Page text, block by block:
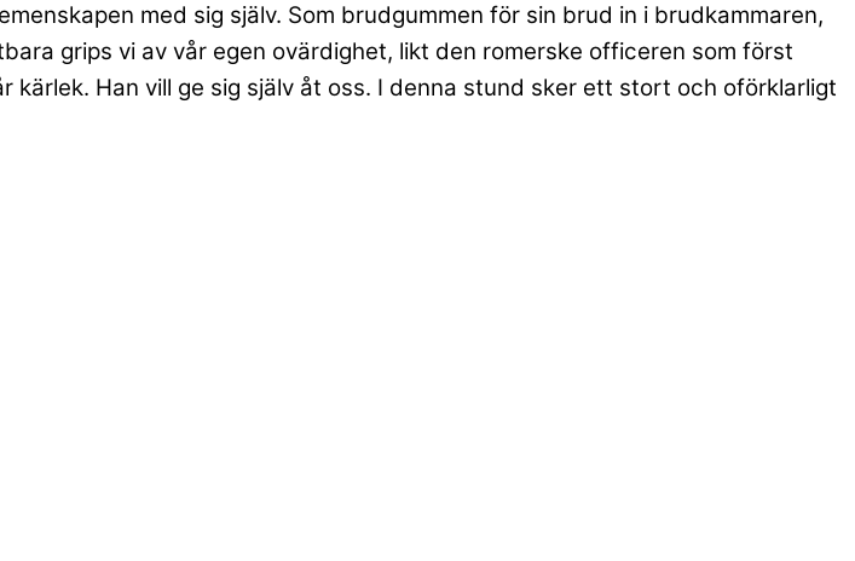
med sig själv. Som brudgummen för sin brud in i brudkammaren,
grips vi av vår egen ovärdighet, likt den romerske officeren som först
Han vill ge sig själv åt oss. I denna stund sker ett stort och oförklarligt